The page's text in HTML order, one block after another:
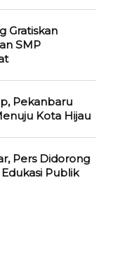
Gratiskan
SMP
Pekanbaru
Kota Hijau
Pers Didorong
Publik